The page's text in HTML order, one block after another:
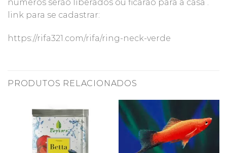
números serão liberados ou ficarão para a casa .
link para se cadastrar:
https://rifa321.com/rifa/ring-neck-verde
PRODUTOS RELACIONADOS